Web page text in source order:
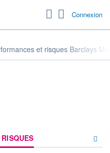
Connexion
et risques Barclays